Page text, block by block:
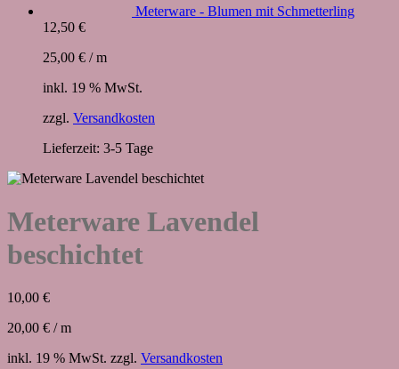
Meterware - Blumen mit Schmetterling
12,50 €
25,00 € /m
inkl. 19 % MwSt.
zzgl. Versandkosten
Lieferzeit: 3-5 Tage
Meterware Lavendel
beschichtet
10,00 €
20,00 € /m
inkl. 19 % MwSt. zzgl. Versandkosten